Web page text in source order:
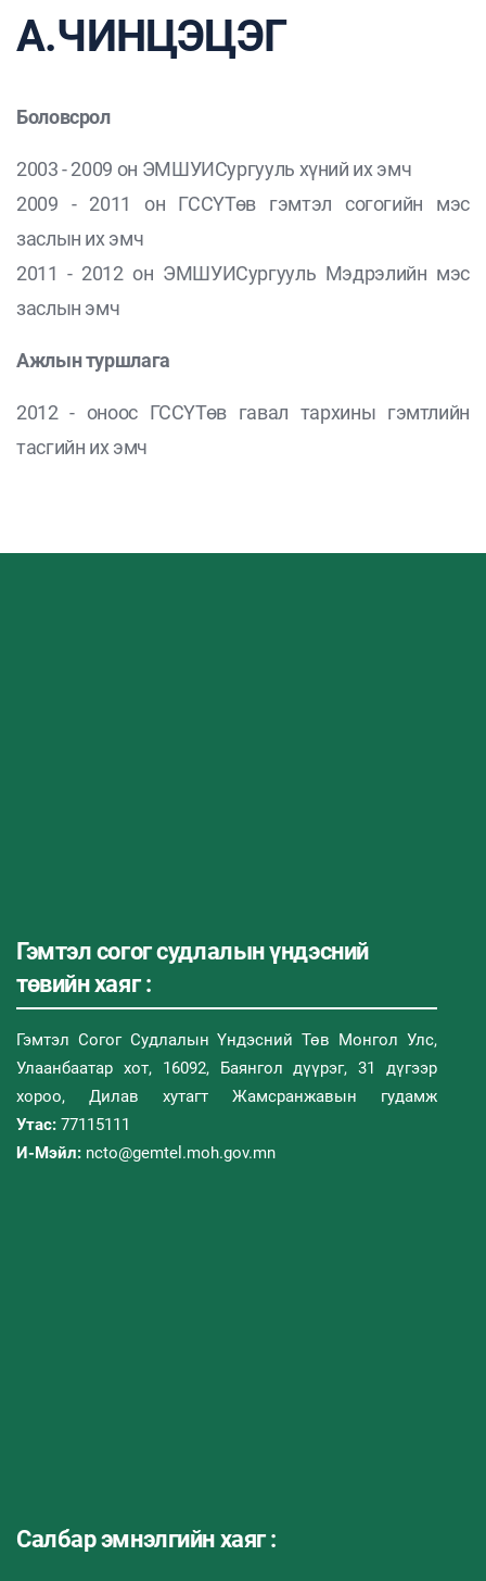
А.ЧИНЦЭЦЭГ
Боловсрол
2003 - 2009 он ЭМШУИСургууль хүний их эмч
2009 - 2011 он ГССҮТөв гэмтэл согогийн мэс
заслын их эмч
2011 - 2012 он ЭМШУИСургууль Мэдрэлийн мэс
заслын эмч
Ажлын туршлага
2012 - оноос ГССҮТөв гавал тархины гэмтлийн
тасгийн их эмч
Гэмтэл согог судлалын үндэсний
төвийн хаяг :
Гэмтэл Согог Судлалын Үндэсний Төв Монгол Улс,
Улаанбаатар хот, 16092, Баянгол дүүрэг, 31 дүгээр
хороо, Дилав хутагт Жамсранжавын гудамж
Утас: 77115111
И-Мэйл: ncto@gemtel.moh.gov.mn
Салбар эмнэлгийн хаяг :